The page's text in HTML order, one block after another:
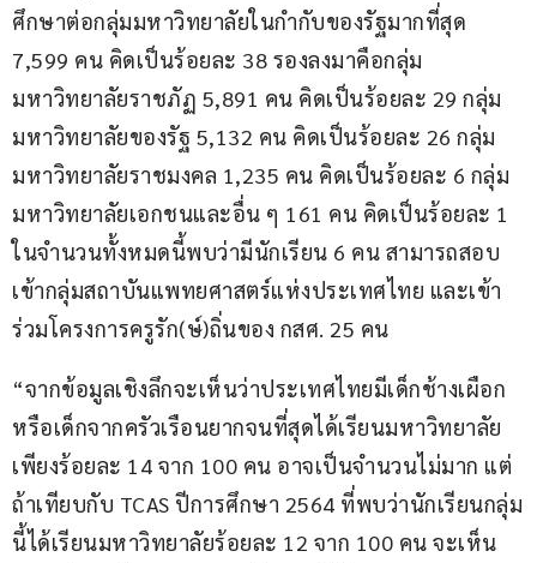
ศึกษาต่อกลุ่มมหาวิทยาลัยในกำกับของรัฐมากที่สุด
7,599 คน คิดเป็นร้อยละ 38 รองลงมาคือกลุ่ม
มหาวิทยาลัยราชภัฏ 5,891 คน คิดเป็นร้อยละ 29 กลุ่ม
มหาวิทยาลัยของรัฐ 5,132 คน คิดเป็นร้อยละ 26 กลุ่ม
มหาวิทยาลัยราชมงคล 1,235 คน คิดเป็นร้อยละ 6 กลุ่ม
มหาวิทยาลัยเอกชนและอื่น ๆ 161 คน คิดเป็นร้อยละ 1
ในจำนวนทั้งหมดนี้พบว่ามีนักเรียน 6 คน สามารถสอบ
เข้ากลุ่มสถาบันแพทยศาสตร์แห่งประเทศไทย และเข้า
ร่วมโครงการครูรัก(ษ์)ถิ่นของ กสศ. 25 คน
“จากข้อมูลเชิงลึกจะเห็นว่าประเทศไทยมีเด็กช้างเผือก
หรือเด็กจากครัวเรือนยากจนที่สุดได้เรียนมหาวิทยาลัย
เพียงร้อยละ 14 จาก 100 คน อาจเป็นจำนวนไม่มาก แต่
ถ้าเทียบกับ TCAS ปีการศึกษา 2564 ที่พบว่านักเรียนกลุ่ม
นี้ได้เรียนมหาวิทยาลัยร้อยละ 12 จาก 100 คน จะเห็น